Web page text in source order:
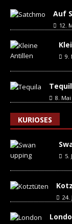
Auf
12.
9.
8. Mai
KURIOSES
5.
24.